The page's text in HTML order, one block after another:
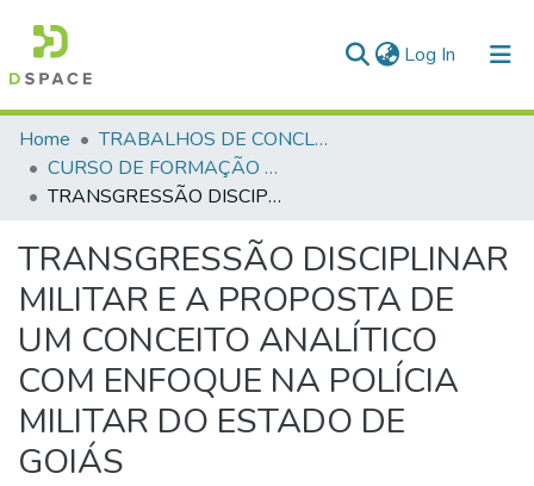
Log In (current)
Communities & Collections
All of DSpace
Home
TRABALHOS DE CONCLUSÃO DE CURSO - CFP (CURSO DE FORMAÇÃO DE PRAÇAS)
CURSO DE FORMAÇÃO DE PRAÇAS - CFP - 2018
TRANSGRESSÃO DISCIPLINAR MILITAR E A PROPOSTA DE UM CONCEITO ANALÍTICO COM ENFOQUE NA POLÍCIA MILITAR DO ESTADO DE GOIÁS
TRANSGRESSÃO DISCIPLINAR
MILITAR E A PROPOSTA DE
UM CONCEITO ANALÍTICO
COM ENFOQUE NA POLÍCIA
MILITAR DO ESTADO DE
GOIÁS